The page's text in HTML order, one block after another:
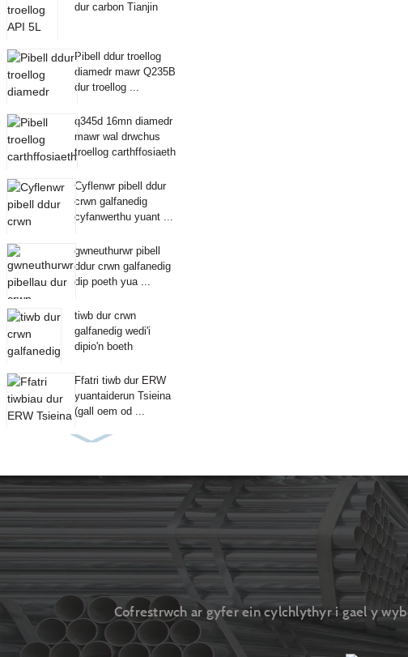
dur carbon Tianjin
Pibell ddur troellog
diamedr mawr Q235B
dur troellog ...
q345d 16mn diamedr
mawr wal drwchus
troellog carthffosiaeth
Cyflenwr pibell ddur
crwn galfanedig
cyfanwerthu yuant ...
gwneuthurwr pibell
ddur crwn galfanedig
dip poeth yua ...
tiwb dur crwn
galfanedig wedi'i
dipio'n boeth
Ffatri tiwb dur ERW
yuantaiderun Tsieina
(gall oem od ...
Cofrestrwch ar gyfer ein cylchlythyr i gael y